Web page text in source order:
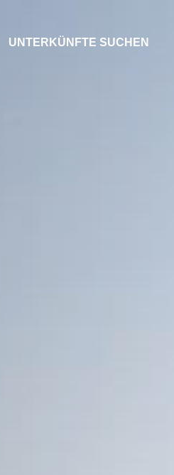
UNTERKÜNFTE SUCHEN